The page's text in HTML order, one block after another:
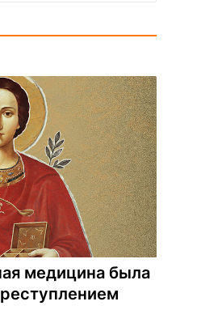
медицина была